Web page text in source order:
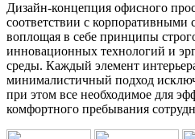
Дизайн-концепция офисного
соответствии с корпоративными
воплощая в себе принципы
инновационных технологий и
среды. Каждый элемент
минималистичный подход
при этом все необходимое для
комфортного пребывания